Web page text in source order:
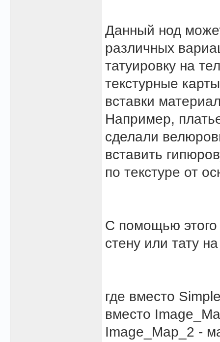
Данный нод
различных
татуировку на
текстурные
вставки
Например,
сделали
вставить
по текстуре от
С помощью
стену или тату
где вместо
вместо
Image_Map_2 -